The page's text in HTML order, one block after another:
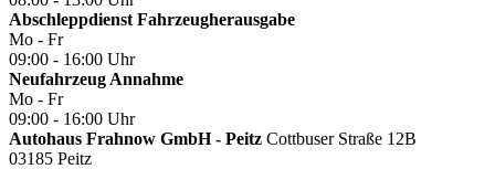
Abschleppdienst Fahrzeugherausgabe
Mo - Fr
09:00 - 16:00 Uhr
Neufahrzeug Annahme
Mo - Fr
09:00 - 16:00 Uhr
Autohaus Frahnow GmbH - Peitz Cottbuser Straße 12B
03185 Peitz